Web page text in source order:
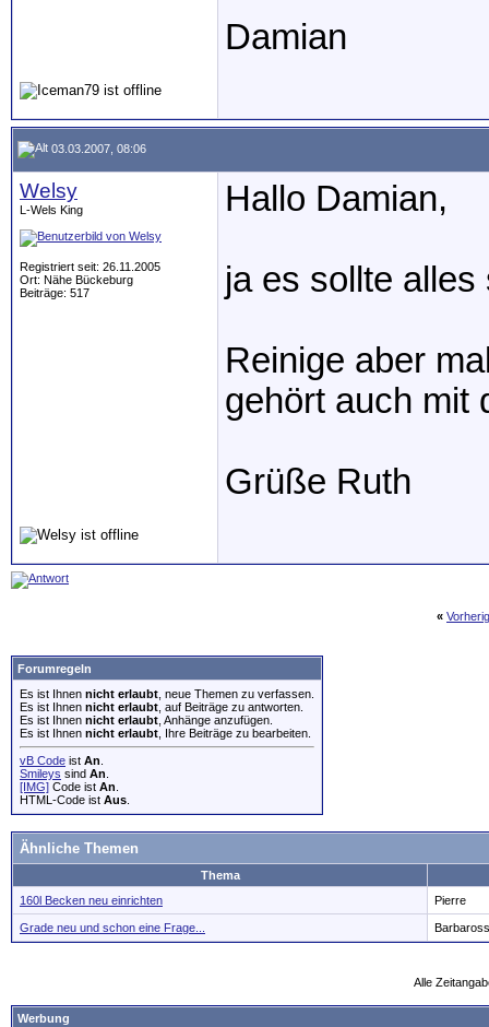
Damian
03.03.2007, 08:06
Welsy
L-Wels King
Registriert seit: 26.11.2005
Ort: Nähe Bückeburg
Beiträge: 517
Hallo Damian,
ja es sollte alles
Reinige aber
gehört auch mit
Grüße Ruth
«
Forumregeln
Es ist Ihnen nicht erlaubt , neue Themen zu verfassen.
Es ist Ihnen nicht erlaubt , auf Beiträge zu antworten.
Es ist Ihnen nicht erlaubt , Anhänge anzufügen.
Es ist Ihnen nicht erlaubt , Ihre Beiträge zu bearbeiten.
vB Code ist An
Smileys sind An
[IMG] Code ist An
HTML-Code ist Aus
Ähnliche Themen
Thema
160l Becken neu einrichten
Pierre
Grade neu und schon eine Frage...
Alle
Werbung